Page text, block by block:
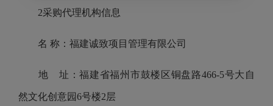
2采购代理机构信息
名 称：福建诚致项目管理有限公司
地 址：福建省福州市鼓楼区铜盘路466-5号大自
然文化创意园6号楼2层